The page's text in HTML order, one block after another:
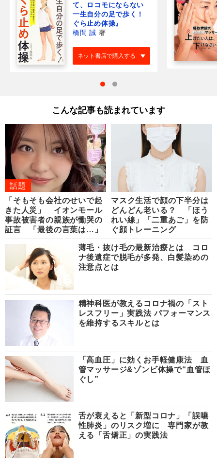
て、ロコモにならない
一生自分の足で歩く！
ぐら止め体操』
橋間 誠 著
ネット書店で購入する
こんな記事も読まれています
話題
「そもそも会社のせいで起
きた人災」 イオンモール
事故被害者の親族が慟哭の
証言 「最後の言葉は…」
マスク生活で顔の下半分は
どんどん老いる？ 「ほう
れい線」「二重あご」を防
ぐ顔トレーニング
薄毛・抜け毛の最新治療とは コロ
ナ後遺症で脱毛が多発、白髪染めの
注意点とは
精神科医が教えるコロナ禍の「スト
レスフリー」実践法 パフォーマンス
を維持するスキルとは
「高血圧」に効くお手軽健康法 血
管マッサージ&ゾンビ体操で“血管ほ
ぐし”
舌が衰えると「新型コロナ」「誤嚥
性肺炎」のリスク増に 専門家が教
える「舌矯正」の実践法